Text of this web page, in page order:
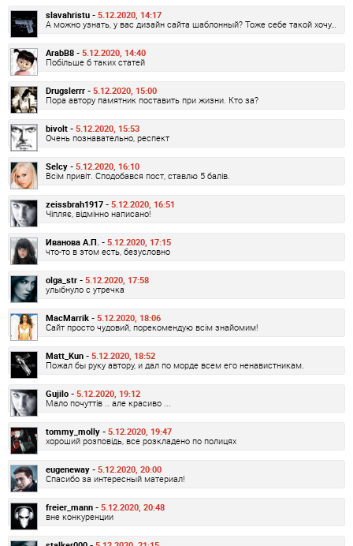
slavahristu - 5.12.2020, 14:17
А можно узнать, у вас дизайн сайта шаблонный? Тоже себе такой хочу…
ArabB8 - 5.12.2020, 14:40
Побільше б таких статей
Drugslerrr - 5.12.2020, 15:00
Пора автору памятник поставить при жизни. Кто за?
bivolt - 5.12.2020, 15:53
Очень познавательно, респект
Selcy - 5.12.2020, 16:10
Всім привіт. Сподобався пост, ставлю 5 балів.
zeissbrah1917 - 5.12.2020, 16:51
Чіпляє, відмінно написано!
Иванова А.П. - 5.12.2020, 17:15
что-то в этом есть, безусловно
olga_str - 5.12.2020, 17:58
улыбнуло с утречка
MacMarrik - 5.12.2020, 18:06
Сайт просто чудовий, порекомендую всім знайомим!
Matt_Kun - 5.12.2020, 18:52
Пожал бы руку автору, и дал по морде всем его ненавистникам.
Gujilo - 5.12.2020, 19:12
Мало почуттів .. але красиво ...
tommy_molly - 5.12.2020, 19:47
хороший розповідь, все розкладено по полицях
eugeneway - 5.12.2020, 20:00
Спасибо за интересный материал!
freier_mann - 5.12.2020, 20:48
вне конкуренции